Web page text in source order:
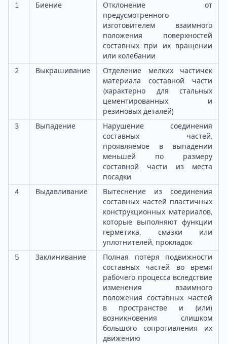
1
Биение
Отклонение от
предусмотренного
изготовителем взаимного
положения поверхностей
составных при их вращении
или колебании
2
Выкрашивание
Отделение мелких частичек
материала составной части
(характерно для стальных
цементированных и
резиновых деталей)
3
Выпадение
Нарушение соединения
составных частей,
проявляемое в выпадении
меньшей по размеру
составной части из места
посадки
4
Выдавливание
Вытеснение из соединения
составных частей пластичных
конструкционных материалов,
которые выполняют функции
герметика, смазки или
уплотнителей, прокладок
5
Заклинивание
Полная потеря подвижности
составных частей во время
рабочего процесса вследствие
изменения взаимного
положения составных частей
в пространстве и (или)
возникновения слишком
большого сопротивления их
движению